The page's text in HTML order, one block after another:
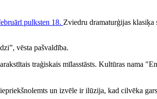
Zviedru dramaturģijas klasiķa
vēsta pašvaldība.
traģiskais mīlasstāsts. Kultūras nama
un izvēle ir ilūzija, kad cilvēka